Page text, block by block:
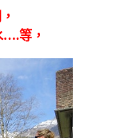
….等，